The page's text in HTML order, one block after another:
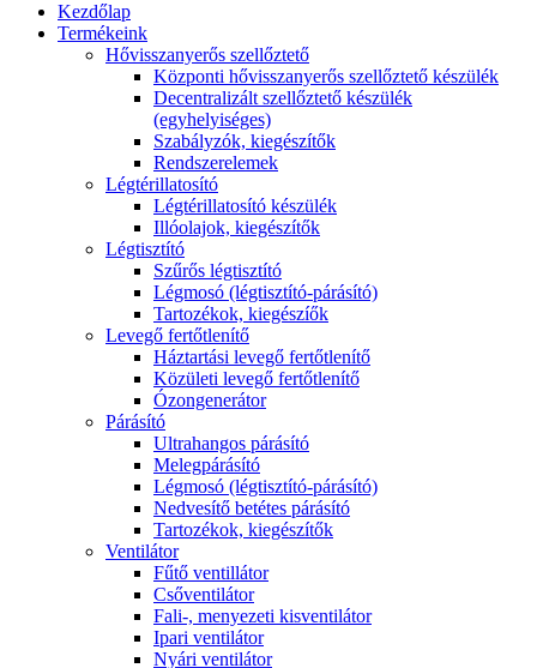
Kezdőlap
Termékeink
Hővisszanyerős szellőztető
Központi hővisszanyerős szellőztető készülék
Decentralizált szellőztető készülék
(egyhelyiséges)
Szabályzók, kiegészítők
Rendszerelemek
Légtérillatosító
Légtérillatosító készülék
Illóolajok, kiegészítők
Légtisztító
Szűrős légtisztító
Légmosó (légtisztító-párásító)
Tartozékok, kiegészíők
Levegő fertőtlenítő
Háztartási levegő fertőtlenítő
Közületi levegő fertőtlenítő
Ózongenerátor
Párásító
Ultrahangos párásító
Melegpárásító
Légmosó (légtisztító-párásító)
Nedvesítő betétes párásító
Tartozékok, kiegészítők
Ventilátor
Fűtő ventillátor
Csőventilátor
Fali-, menyezeti kisventilátor
Ipari ventilátor
Nyári ventilátor